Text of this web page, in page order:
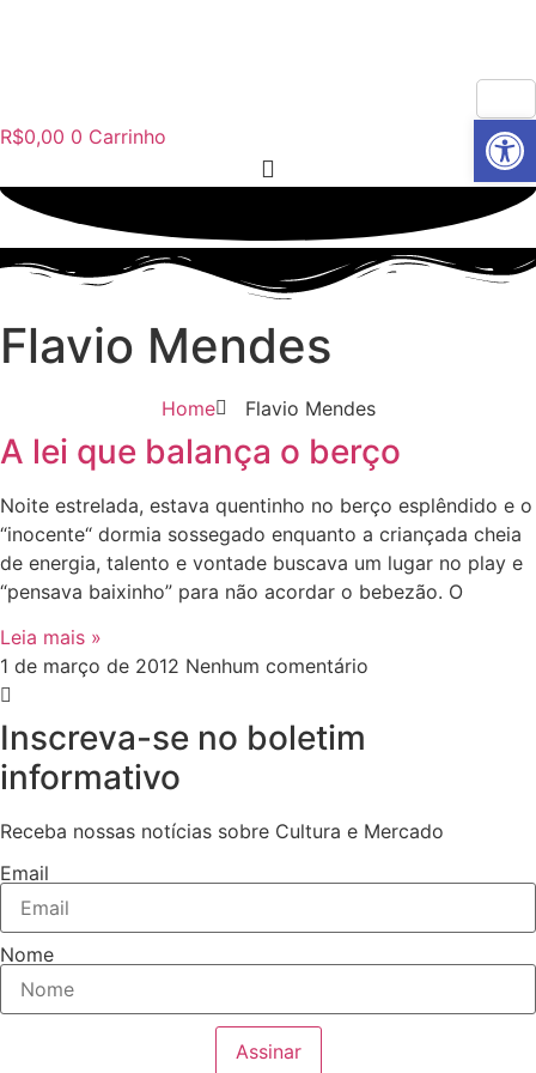
Abrir
R$0,00 0 Carrinho
Flavio Mendes
Home Flavio Mendes
A lei que balança o berço
Noite estrelada, estava quentinho no berço esplêndido e o
“inocente“ dormia sossegado enquanto a criançada cheia
de energia, talento e vontade buscava um lugar no play e
“pensava baixinho” para não acordar o bebezão. O
Leia mais »
1 de março de 2012 Nenhum comentário
Inscreva-se no boletim
informativo
Receba nossas notícias sobre Cultura e Mercado
Email
Nome
Assinar